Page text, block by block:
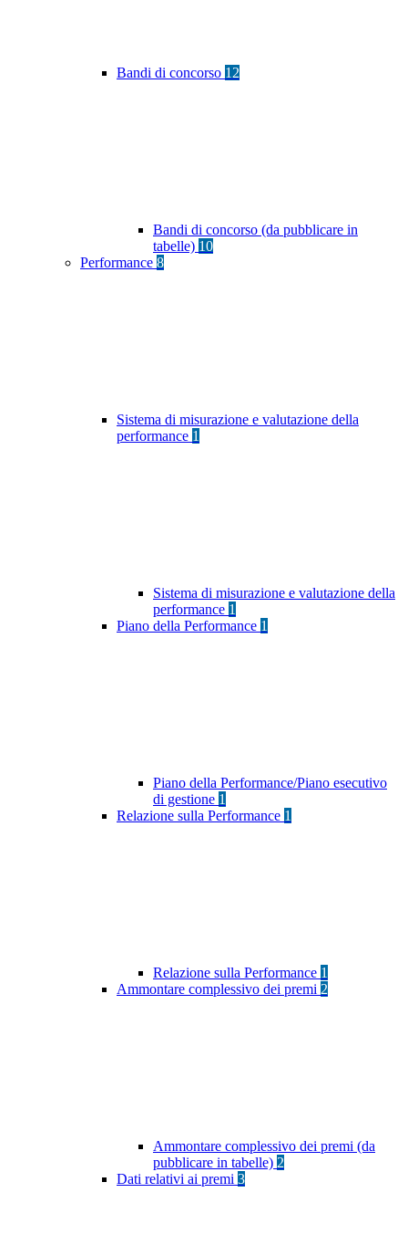
Bandi di concorso 12
Bandi di concorso (da pubblicare in
tabelle) 10
Performance 8
Sistema di misurazione e valutazione della
performance 1
Sistema di misurazione e valutazione della
performance 1
Piano della Performance 1
Piano della Performance/Piano esecutivo
di gestione 1
Relazione sulla Performance 1
Relazione sulla Performance 1
Ammontare complessivo dei premi 2
Ammontare complessivo dei premi (da
pubblicare in tabelle) 2
Dati relativi ai premi 3